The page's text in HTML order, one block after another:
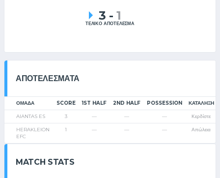
3 - 1
ΤΕΛΙΚΟ ΑΠΟΤΕΛΕΣΜΑ
ΑΠΟΤΕΛΈΣΜΑΤΑ
ΟΜΑΔΑ SCORE 1ST HALF 2ND HALF POSSESSION ΚΑΤΆΛΗΞΗ
AIANTAS ES 3 — — — Κερδίστε
HERAKLEION
EFC
1 — — — Απώλεια
MATCH STATS